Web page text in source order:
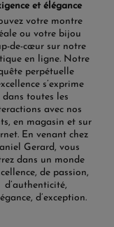
et élégance
votre montre
ou votre bijou
de-cœur sur notre
en ligne. Notre
perpétuelle
s’exprime
dans toutes les
avec nos
en magasin et sur
En venant chez
Gerard, vous
dans un monde
de passion,
d’authenticité,
d’exception.